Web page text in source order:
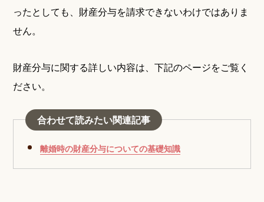
ったとしても、財産分与を請求できないわけではありま
せん。
財産分与に関する詳しい内容は、下記のページをご覧く
ださい。
合わせて読みたい関連記事
離婚時の財産分与についての基礎知識